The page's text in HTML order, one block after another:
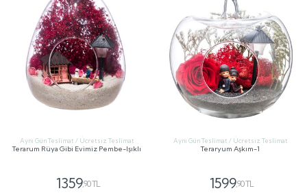
Aynı Gün Teslimat / Ücretsiz Teslimat
Terarum Rüya Gibi Evimiz Pembe-Işıklı
1359,90 TL
Aynı Gün Teslimat / Ücretsiz Teslimat
Teraryum Aşkım-1
1599,90 TL